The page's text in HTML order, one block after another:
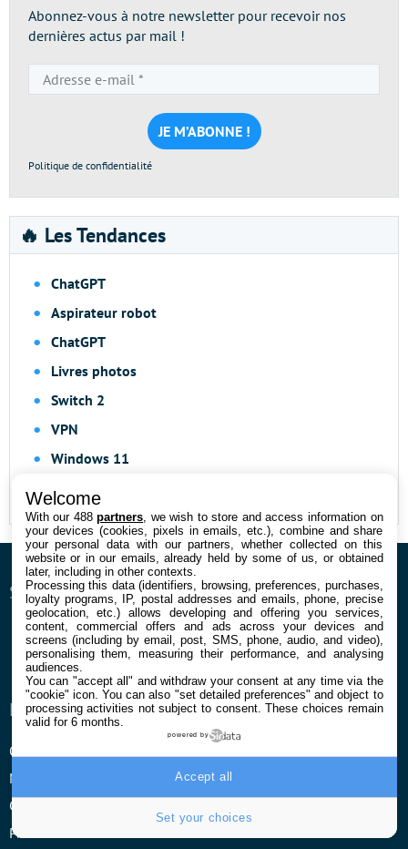
Abonnez-vous à notre newsletter pour recevoir nos
dernières actus par mail !
e-
mail
*
Politique de confidentialité
🔥 Les Tendances
ChatGPT
Aspirateur robot
ChatGPT
Livres photos
Switch 2
VPN
Windows 11
iPhone 17
SUIVEZ-NOUS
FacebookTwitter Youtube Instagram
RSS Newsletter
ENTREPRISE
Qui sommes nous
Mentions légales et CGU
Confidentialité et Cookies
Préférences cookies
À PROPOS
Contact
Welcome
With our 488partners , we wish to store and access information on
your devices (cookies, pixels in emails, etc.), combine and share
your personal data with our partners, whether collected on this
website or in our emails, already held by some of us, or obtained
later, including in other contexts.
Processing this data (identifiers, browsing, preferences, purchases,
loyalty programs, IP, postal addresses and emails, phone, precise
geolocation, etc.) allows developing and offering you services,
content, commercial offers and ads across your devices and
screens (including by email, post, SMS, phone, audio, and video),
personalising them, measuring their performance, and analysing
audiences.
You can "accept all" and withdraw your consent at any time via the
"cookie" icon. You can also "set detailed preferences" and object to
processing activities not subject to consent. These choices remain
valid for 6 months.
powered by
Set your choices
Accept all